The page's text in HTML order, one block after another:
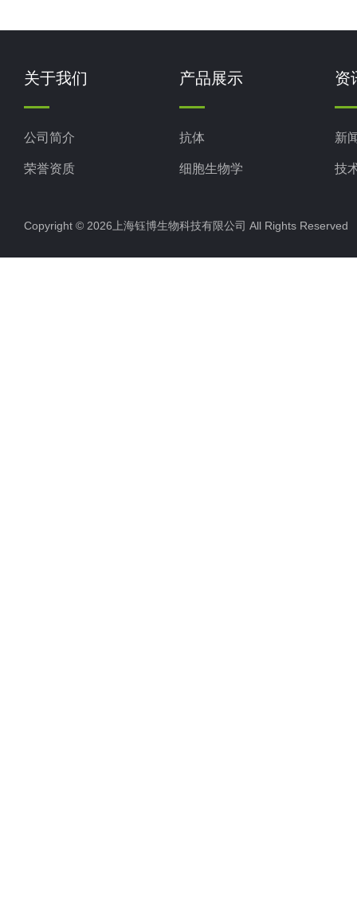
关于我们
公司简介
荣誉资质
产品展示
抗体
细胞生物学
资
新
技
Copyright © 2026上海钰博生物科技有限公司 All Rights